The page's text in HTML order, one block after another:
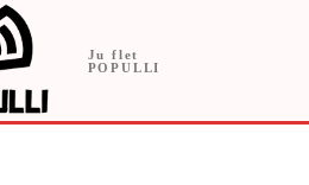
Ju flet
POPULLI